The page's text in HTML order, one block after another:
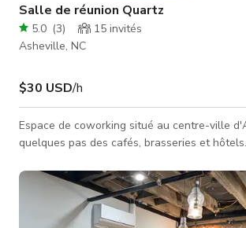
Salle de réunion Quartz
5.0 (3) 15 invités
Asheville, NC
$30 USD/h
Espace de coworking situé au centre-ville
quelques pas des cafés, brasseries et hôtels.